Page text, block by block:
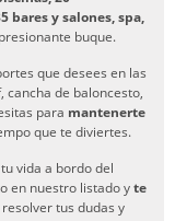
bares y salones, spa,
buque.
que desees en las
cancha de baloncesto,
para mantenerte
que te diviertes.
vida a bordo del
en nuestro listado yte
tus dudas y